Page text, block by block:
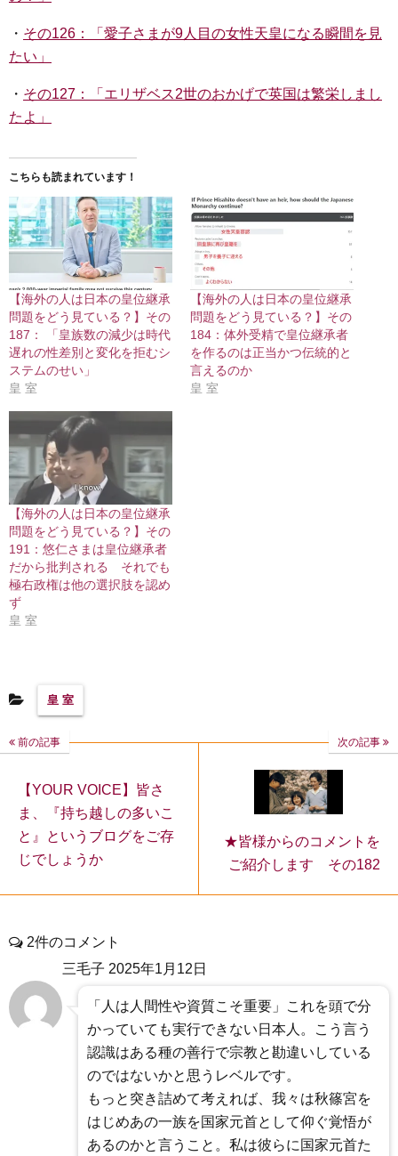
・ その126：「愛子さまが9人目の女性天皇になる瞬間を見
たい」
・ その127：「エリザベス2世のおかげで英国は繁栄しまし
たよ」
こちらも読まれています！
【海外の人は日本の皇位継承
問題をどう見ている？】その
187： 「皇族数の減少は時代
遅れの性差別と変化を拒むシ
ステムのせい」
皇 室
【海外の人は日本の皇位継承
問題をどう見ている？】その
184：体外受精で皇位継承者
を作るのは正当かつ伝統的と
言えるのか
皇 室
【海外の人は日本の皇位継承
問題をどう見ている？】その
191：悠仁さまは皇位継承者
だから批判される それでも
極右政権は他の選択肢を認め
ず
皇 室
皇 室
前の記事
【YOUR VOICE】皆さ
ま、『持ち越しの多いこ
と』というブログをご存
じでしょうか
次の記事
★皆様からのコメントを
ご紹介します その182
2件のコメント
三毛子 2025年1月12日
「人は人間性や資質こそ重要」これを頭で分
かっていても実行できない日本人。こう言う
認識はある種の善行で宗教と勘違いしている
のではないかと思うレベルです。
もっと突き詰めて考えれば、我々は秋篠宮を
はじめあの一族を国家元首として仰ぐ覚悟が
あるのかと言うこと。私は彼らに国家元首た